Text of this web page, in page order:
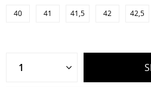
40 41 41,5 42 42,5